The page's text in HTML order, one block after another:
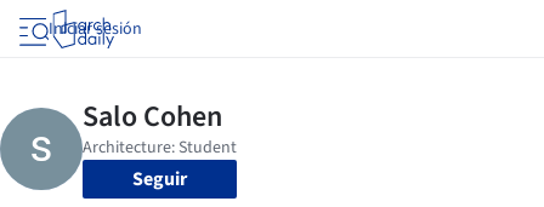
Iniciar sesión
Seguir